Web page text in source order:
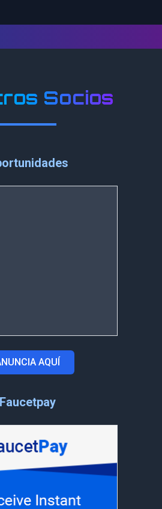
Socios
AQUÍ
Faucetpay